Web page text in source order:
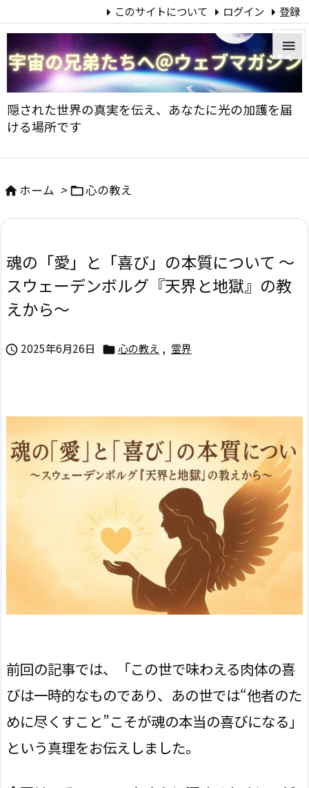
隠された世界の真実を伝え、あなたに光の加護を届
ける場所です


メニ


次へ
検索
このサイトについて ログイン 登録
ホーム > 心の教え
魂の「愛」と「喜び」の本質について ～
スウェーデンボルグ『天界と地獄』の教
えから～
 2025年6月26日  心の教え , 霊界
前回の記事では、「この世で味わえる肉体の喜
びは一時的なものであり、あの世では“他者のた
めに尽くすこと”こそが魂の本当の喜びになる」
という真理をお伝えしました。